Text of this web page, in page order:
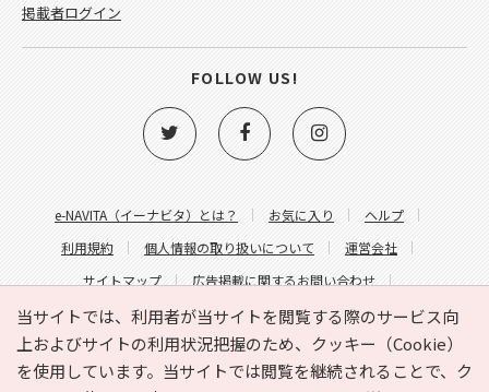
当サイトでは、利用者が当サイトを閲覧する際のサービス向
上およびサイトの利用状況把握のため、クッキー（Cookie）
を使用しています。当サイトでは閲覧を継続されることで、ク
e-NAVITA（イーナビタ）とは？ お気に入り
ヘルプ
利用規約
個人情報の取り扱いについて
運営会社
サイトマップ
広告掲載に関するお問い合わせ
サイトの内容に関するお問い合わせ
掲載者ログイン
FOLLOW US!